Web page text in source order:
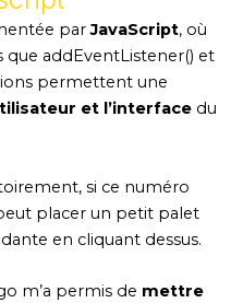
parJavaScript, où
que addEventListener() et
permettent une
et l’interface du
si ce numéro
placer un petit palet
en cliquant dessus.
m’a permis de mettre